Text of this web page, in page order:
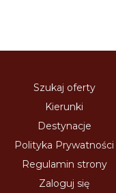
Szukaj oferty
Kierunki
Destynacje
Polityka Prywatności
Regulamin strony
Zaloguj się